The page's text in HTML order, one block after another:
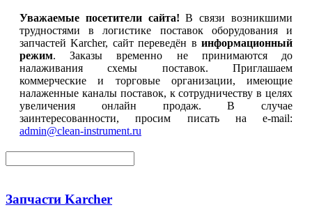
Уважаемые посетители сайта! В связи возникшими
трудностями в логистике поставок оборудования и
запчастей Karcher, сайт переведён в информационный
режим. Заказы временно не принимаются до
налаживания схемы поставок. Приглашаем
коммерческие и торговые организации, имеющие
налаженные каналы поставок, к сотрудничеству в целях
увеличения онлайн продаж. В случае
заинтересованности, просим писать на e-mail:
admin@clean-instrument.ru
Запчасти Karcher